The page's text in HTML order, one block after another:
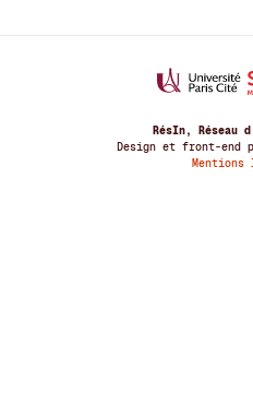
RésIn, Réseau
Design et front-end
Mentions